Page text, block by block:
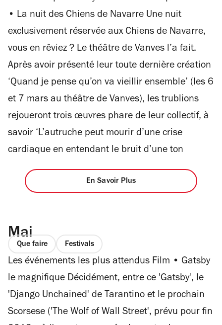
• La nuit des Chiens de Navarre Une nuit
exclusivement réservée aux Chiens de Navarre,
vous en rêviez ? Le théâtre de Vanves l’a fait.
Après avoir présenté leur toute dernière création
‘Quand je pense qu’on va vieillir ensemble’ (les 6
et 7 mars au théâtre de Vanves), les trublions
rejoueront trois œuvres phare de leur collectif, à
savoir ‘L’autruche peut mourir d’une crise
cardiaque en entendant le bruit d’une ton
En Savoir Plus
Mai
Que faire Festivals
Les événements les plus attendus Film • Gatsby
le magnifique Décidément, entre ce 'Gatsby', le
'Django Unchained' de Tarantino et le prochain
Scorsese ('The Wolf of Wall Street', prévu pour fin